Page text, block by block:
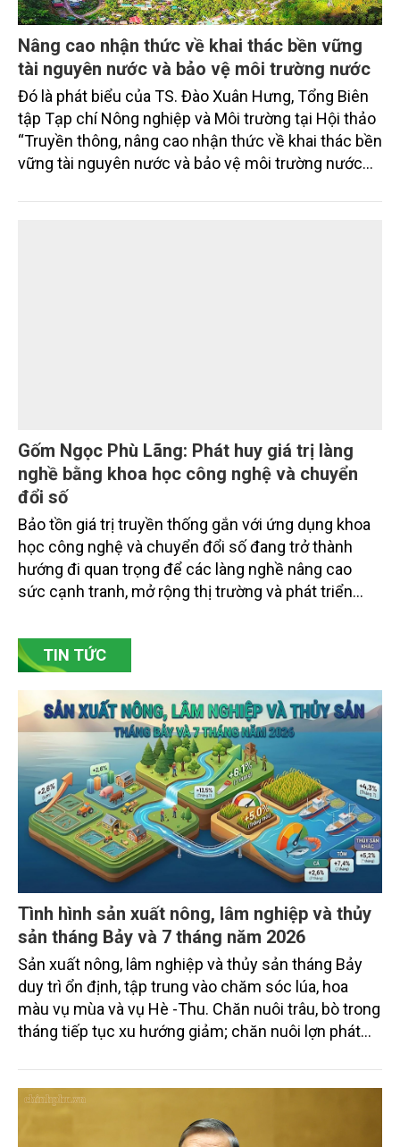
Nâng cao nhận thức về khai thác bền vững
tài nguyên nước và bảo vệ môi trường nước
Đó là phát biểu của TS. Đào Xuân Hưng, Tổng Biên
tập Tạp chí Nông nghiệp và Môi trường tại Hội thảo
“Truyền thông, nâng cao nhận thức về khai thác bền
vững tài nguyên nước và bảo vệ môi trường nước
trường phối hợp với Sở Nông nghiệp và Môi trường
Gốm Ngọc Phù Lãng: Phát huy giá trị làng
nghề bằng khoa học công nghệ và chuyển
đổi số
Bảo tồn giá trị truyền thống gắn với ứng dụng khoa
học công nghệ và chuyển đổi số đang trở thành
hướng đi quan trọng để các làng nghề nâng cao
bền vững. Tại làng gốm Phù Lãng, xã Phù Lãng, tỉnh
Bắc Ninh, nhiều nghệ nhân và cơ sở sản xuất đã
chủ động đổi mới tư duy, đầu tư công nghệ, xây
dựng thương hiệu trên nền tảng giá trị truyền thống.
TIN TỨC
Tình hình sản xuất nông, lâm nghiệp và thủy
sản tháng Bảy và 7 tháng năm 2026
Sản xuất nông, lâm nghiệp và thủy sản tháng Bảy
duy trì ổn định, tập trung vào chăm sóc lúa, hoa
màu vụ mùa và vụ Hè -Thu. Chăn nuôi trâu, bò trong
tháng tiếp tục xu hướng giảm; chăn nuôi lợn phát
triển ổn định; chăn nuôi gia cầm duy trì đà tăng
trưởng khá. Diện tích rừng trồng mới và sản lượng
thủy sản đều tăng nhẹ.